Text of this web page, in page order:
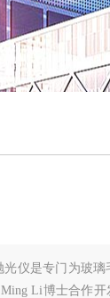
仪是专门为玻
Li博士合作